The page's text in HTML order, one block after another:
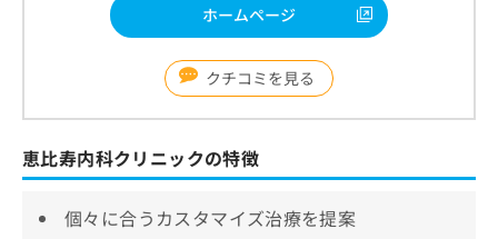
ホームページ
クチコミを見る
恵比寿内科クリニックの特徴
個々に合うカスタマイズ治療を提案